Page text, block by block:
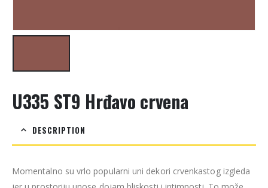
U335 ST9 Hrđavo crvena
DESCRIPTION
Momentalno su vrlo popularni uni dekori crvenkastog izgleda